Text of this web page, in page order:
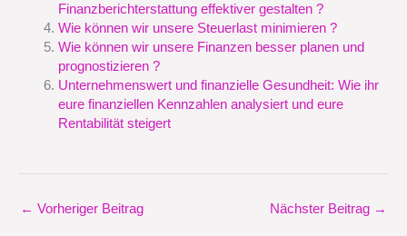
Finanzberichterstattung effektiver gestalten ?
Wie können wir unsere Steuerlast minimieren ?
Wie können wir unsere Finanzen besser planen und
prognostizieren ?
Unternehmenswert und finanzielle Gesundheit: Wie ihr
eure finanziellen Kennzahlen analysiert und eure
Rentabilität steigert
← Vorheriger Beitrag Nächster Beitrag →